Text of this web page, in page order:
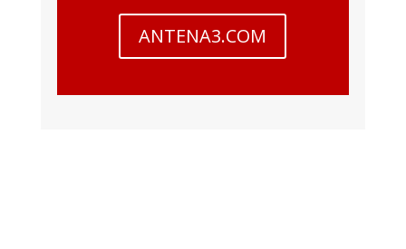
ANTENA3.COM